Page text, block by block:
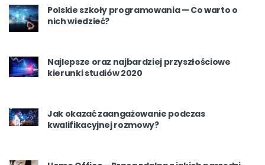
Polskie szkoły programowania — Co warto o
nich wiedzieć?
Najlepsze oraz najbardziej przyszłościowe
kierunki studiów 2020
Jak okazać zaangażowanie podczas
kwalifikacyjnej rozmowy?